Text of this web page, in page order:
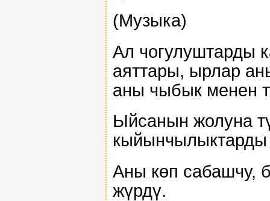
(Музыка)
Ал чогулуштарды
аяттары, ырлар
аны чыбык менен
Ыйсанын жолуна
Аны көп сабашчу,
жүрдү.